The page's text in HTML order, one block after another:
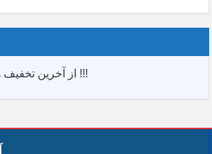
از آخرین تخفیف ها سایت مطلع شوید !!!